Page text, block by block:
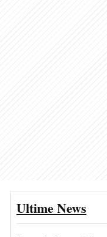
Ultime News